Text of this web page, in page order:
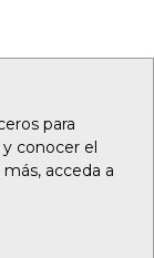
para
conocer el
acceda a